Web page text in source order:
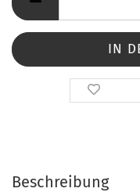
Beschreibung